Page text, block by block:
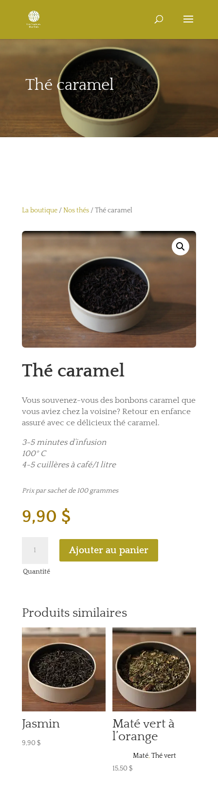
Thé caramel
La boutique/Nos thés/ Thé caramel
Thé caramel
Vous souvenez-vous des bonbons caramel que
vous aviez chez la voisine? Retour en enfance
assuré avec ce délicieux thé caramel.
3-5 minutes d’infusion
100° C
4-5 cuillères à café/1 litre
Prix par sachet de 100 grammes
9,90 $
caramel
Ajouter au panier
Quantité
Produits similaires
Jasmin
9,90$
Maté vert à
l’orange
Maté, Thé vert
15,50$